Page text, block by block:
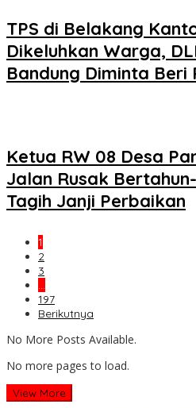
TPS di Belakang
Dikeluhkan Warga,
Bandung Diminta Beri
Ketua RW 08 Desa
Jalan Rusak
Tagih Janji Perbaikan
1
2
3
…
197
Berikutnya
No More Posts Available.
No more pages to load.
View More